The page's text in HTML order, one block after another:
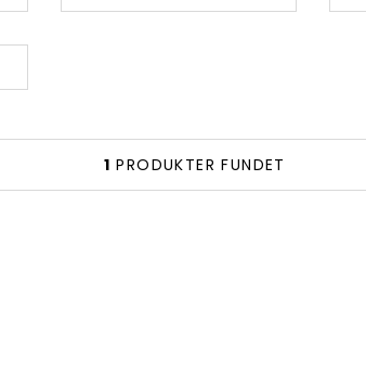
1 PRODUKTER FUNDET